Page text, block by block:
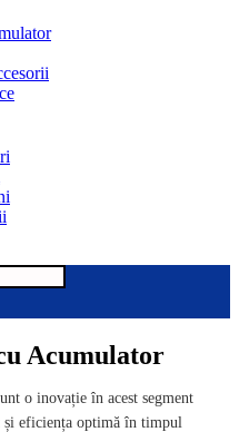
Acumulator
o inovație în acest segment
eficiența optimă în timpul